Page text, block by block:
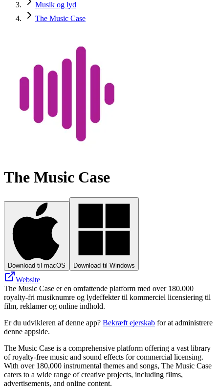
Musik og lyd
The Music Case
The Music Case
Download til macOS Download til Windows
Website
The Music Case er en omfattende platform med over 180.000
royalty-fri musiknumre og lydeffekter til kommerciel licensiering til
film, reklamer og online indhold.
Er du udvikleren af denne app? Bekræft ejerskab for at administrere
denne appside.
The Music Case is a comprehensive platform offering a vast library
of royalty-free music and sound effects for commercial licensing.
With over 180,000 instrumental themes and songs, The Music Case
caters to a wide range of creative projects, including films,
advertisements, and online content.